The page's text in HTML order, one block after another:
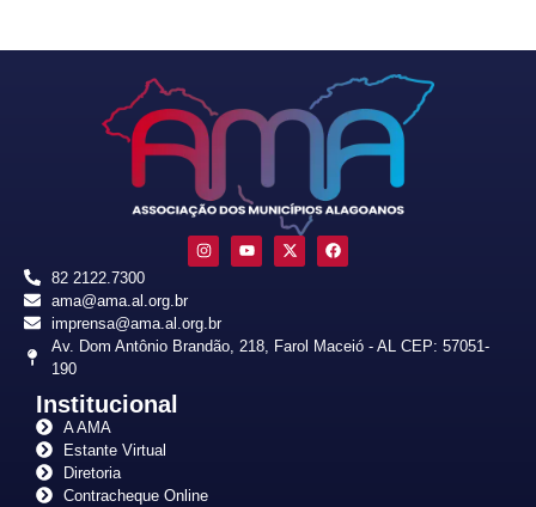
82 2122.7300
ama@ama.al.org.br
imprensa@ama.al.org.br
Av. Dom Antônio Brandão, 218, Farol Maceió - AL CEP: 57051-
190
Institucional
A AMA
Estante Virtual
Diretoria
Contracheque Online